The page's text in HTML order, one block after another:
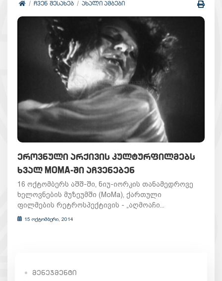
ᲩᲕᲔᲜ ᲨᲔᲡᲐᲮᲔᲑ ᲐᲮᲐᲚᲘ ᲐᲛᲑᲔᲑᲘ
ᲔᲠᲝᲕᲜᲣᲚᲘ ᲐᲠᲥᲘᲕᲘᲡ ᲙᲣᲚᲢᲣᲠᲤᲘᲚᲛᲔᲑᲡ
ᲮᲕᲐᲚ MOMA-ᲨᲘ ᲐᲩᲕᲔᲜᲔᲑᲔᲜ
16 ოქტომბერს აშშ-ში, ნიუ-იორკის თანამედროვე
ხელოვნების მუზეუმში (MoMa), ქართული
ფილმების რეტროსპექტივის - „აღმოაჩი...
15 ოქტომბერი, 2014
ᲛᲔᲜᲔᲯᲛᲔᲜᲢᲘ